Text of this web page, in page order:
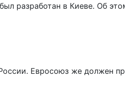
разработан в Киеве. Об
Евросоюз же должен